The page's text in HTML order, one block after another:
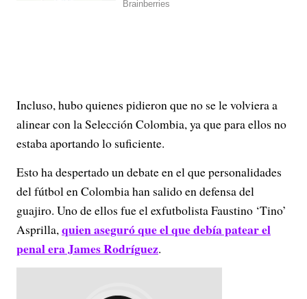
Incluso, hubo quienes pidieron que no se le volviera a
alinear con la Selección Colombia, ya que para ellos no
estaba aportando lo suficiente.
Esto ha despertado un debate en el que personalidades
del fútbol en Colombia han salido en defensa del
guajiro. Uno de ellos fue el exfutbolista Faustino ‘Tino’
Asprilla,quien aseguró que el que debía patear el
penal era James Rodríguez.